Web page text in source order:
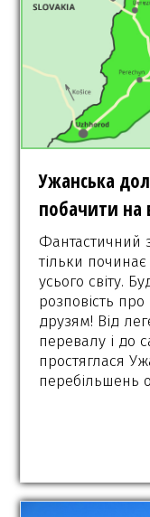
Ужанська
побачити на
Фантастичний
тільки
усього світу.
розповість
друзям! Від
перевалу і до
простяглася
перебільшень